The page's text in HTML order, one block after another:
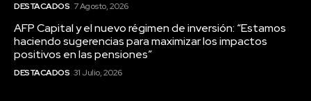
DESTACADOS 7 Agosto, 2026
AFP Capital y el nuevo régimen de inversión: “Estamos
haciendo sugerencias para maximizar los impactos
positivos en las pensiones”
DESTACADOS 31 Julio, 2026